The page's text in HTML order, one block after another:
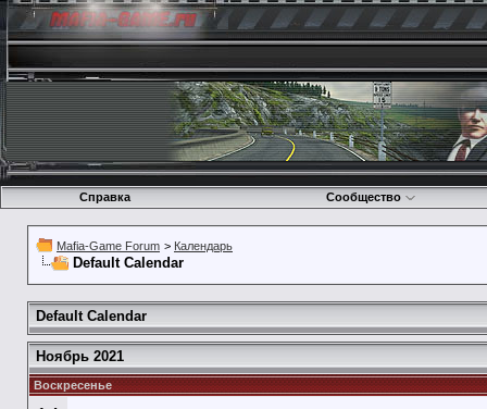
Справка Сообщество
Mafia-Game Forum > Календарь
Default Calendar
Default Calendar
Ноябрь 2021
Воскресенье